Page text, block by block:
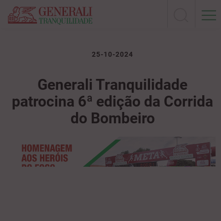
25-10-2024
Generali Tranquilidade
patrocina 6ª edição da Corrida
do Bombeiro